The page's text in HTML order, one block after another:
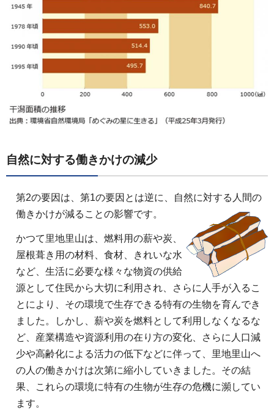
自然に対する働きかけの減少
第2の要因は、第1の要因とは逆に、自然に対する人間の
働きかけが減ることの影響です。
かつて里地里山は、燃料用の薪や炭、
屋根葺き用の材料、食材、きれいな水
など、生活に必要な様々な物資の供給
源として住民から大切に利用され、さらに人手が入るこ
とにより、その環境で生存できる特有の生物を育んでき
ました。しかし、薪や炭を燃料として利用しなくなるな
ど、産業構造や資源利用の在り方の変化、さらに人口減
少や高齢化による活力の低下などに伴って、里地里山へ
の人の働きかけは次第に縮小していきました。その結
果、これらの環境に特有の生物が生存の危機に瀕してい
ます。